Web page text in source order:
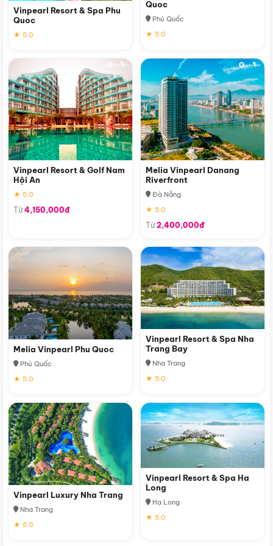
Vinpearl Resort & Spa Phu
Quoc
★ 5.0
Quoc
Phú Quốc
★ 5.0
Vinpearl Resort & Golf Nam
Hội An
★ 5.0
Từ4,150,000đ
Melia Vinpearl Danang
Riverfront
Đà Nẵng
★ 5.0
Từ2,400,000đ
Melia Vinpearl Phu Quoc
Phú Quốc
★ 5.0
Vinpearl Resort & Spa Nha
Trang Bay
Nha Trang
★ 5.0
Vinpearl Luxury Nha Trang
Nha Trang
★ 5.0
Vinpearl Resort & Spa Ha
Long
Hạ Long
★ 5.0